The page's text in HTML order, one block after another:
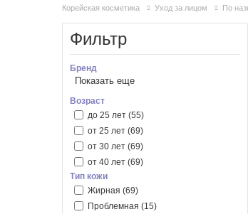
Корейская косметика Уход за лицом По
Фильтр
Бренд
Anua (4)
Arencia
AXIS-Y (6)
By Wishtrend (3)
Celimax (3)
Cosrx (4)
Dr. Althea
I'm From (2)
IsNtree (4)
Показать еще
Возраст
до 25 лет (55)
от 25 лет (69)
от 30 лет (69)
от 40 лет (69)
Тип кожи
Жирная (69)
Проблемная (15)